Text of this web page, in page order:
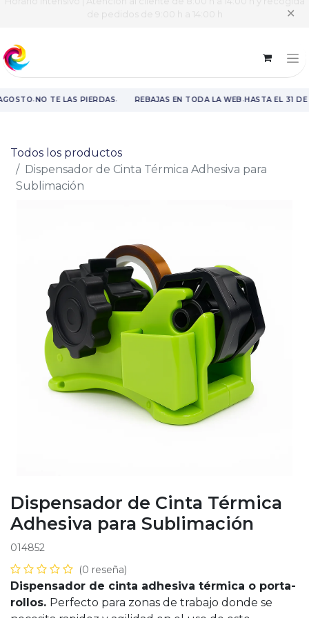
Horario intensivo | Atención al cliente de 8:00 h a 14:00 h y recogida
de pedidos de 9:00 h a 14:00 h
✕
·NO TE LAS PIERDAS· REBAJAS EN TODA LA WEB·HASTA EL 31 DE
Todos los productos
Dispensador de Cinta Térmica Adhesiva para
Sublimación
Dispensador de Cinta Térmica
Adhesiva para Sublimación
014852
(0 reseña)
Dispensador de cinta adhesiva térmica o porta-
rollos. Perfecto para zonas de trabajo donde se